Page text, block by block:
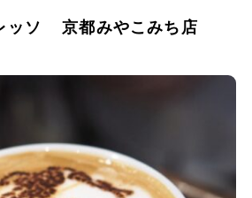
ッソ 京都みやこみち店